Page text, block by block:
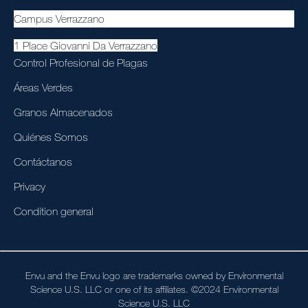
Campus Verrazzano
1 Place Giovanni Da Verrazzano
Control Profesional de Plagas
Áreas Verdes
Granos Almacenados
Quiénes Somos
Contáctanos
Privacy
Condition general
Envu and the Envu logo are trademarks owned by Environmental
Science U.S. LLC or one of its affiliates. ©2024 Environmental
Science U.S. LLC